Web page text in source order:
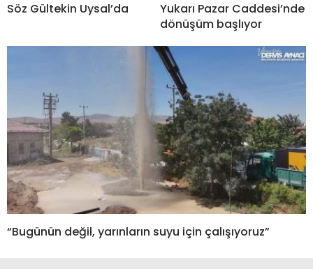
Söz Gültekin Uysal’da
Yukarı Pazar Caddesi’nde
dönüşüm başlıyor
“Bugünün değil, yarınların suyu için çalışıyoruz”